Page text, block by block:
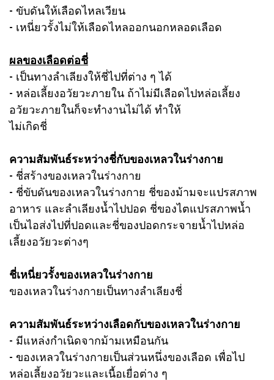
- ขับดันให้เลือดไหลเวียน
- เหนี่ยวรั้งไม่ให้เลือดไหลออกนอกหลอดเลือด
ผลของเลือดต่อชี่
- เป็นทางลำเลียงให้ชี่ไปที่ต่าง ๆ ได้
- หล่อเลี้ยงอวัยวะภายใน ถ้าไม่มีเลือดไปหล่อเลี้ยง
อวัยวะภายในก็จะทำงานไม่ได้ ทำให้
ไม่เกิดชี่
ความสัมพันธ์ระหว่างชี่กับของเหลวในร่างกาย
- ชี่สร้างของเหลวในร่างกาย
- ชี่ขับดันของเหลวในร่างกาย ชี่ของม้ามจะแปรสภาพ
อาหาร และลำเลียงน้ำไปปอด ชี่ของไตแปรสภาพน้ำ
เป็นไอส่งไปที่ปอดและชี่ของปอดกระจายน้ำไปหล่อ
เลี้ยงอวัยวะต่างๆ
ชี่เหนี่ยวรั้งของเหลวในร่างกาย
ของเหลวในร่างกายเป็นทางลำเลียงชี่
ความสัมพันธ์ระหว่างเลือดกับของเหลวในร่างกาย
- มีแหล่งกำเนิดจากม้ามเหมือนกัน
- ของเหลวในร่างกายเป็นส่วนหนึ่งของเลือด เพื่อไป
หล่อเลี้ยงอวัยวะและเนื้อเยื่อต่าง ๆ